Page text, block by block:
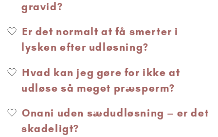
gravid?
Er det normalt at få smerter i
lysken efter udløsning?
Hvad kan jeg gøre for ikke at
udløse så meget præsperm?
Onani uden sædudløsning – er det
skadeligt?